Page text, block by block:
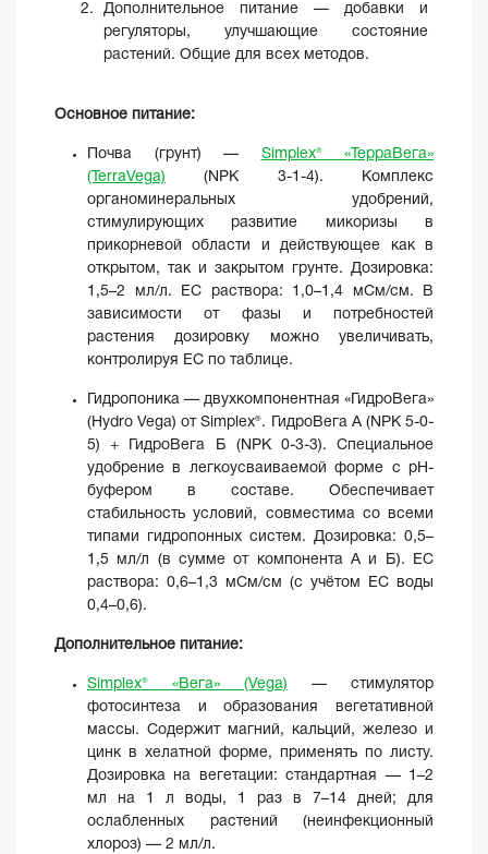
Дополнительное питание — добавки и
регуляторы, улучшающие состояние
растений. Общие для всех методов.
Основное питание:
Почва (грунт) — Simplex® «ТерраВега»
(TerraVega) (NPK 3-1-4). Комплекс
органоминеральных удобрений,
стимулирующих развитие микоризы в
прикорневой области и действующее как в
открытом, так и закрытом грунте. Дозировка:
1,5–2 мл/л. EC раствора: 1,0–1,4 мСм/см. В
зависимости от фазы и потребностей
растения дозировку можно увеличивать,
контролируя EC по таблице.
Гидропоника — двухкомпонентная «ГидроВега»
(Hydro Vega) от Simplex®. ГидроВега A (NPK 5-0-
5) + ГидроВега Б (NPK 0-3-3). Специальное
удобрение в легкоусваиваемой форме с pH-
буфером в составе. Обеспечивает
стабильность условий, совместима со всеми
типами гидропонных систем. Дозировка: 0,5–
1,5 мл/л (в сумме от компонента A и Б). EC
раствора: 0,6–1,3 мСм/см (с учётом EC воды
0,4–0,6).
Дополнительное питание:
Simplex® «Вега» (Vega) — стимулятор
фотосинтеза и образования вегетативной
массы. Содержит магний, кальций, железо и
цинк в хелатной форме, применять по листу.
Дозировка на вегетации: стандартная — 1–2
мл на 1 л воды, 1 раз в 7–14 дней; для
ослабленных растений (неинфекционный
хлороз) — 2 мл/л.